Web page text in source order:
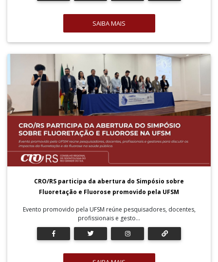
SAIBA MAIS
CRO/RS participa da abertura do Simpósio sobre
Fluoretação e Fluorose promovido pela UFSM
Evento promovido pela UFSM reúne pesquisadores, docentes,
profissionais e gesto...